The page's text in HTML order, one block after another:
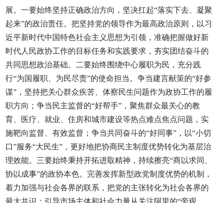
展。一要始终坚持正确政治方向，坚决扛起“落实下去、凝聚
起来”的政治责任。把坚持党的领导作为最高政治原则，以习
近平新时代中国特色社会主义思想为引领，准确把握做好新
时代人民政协工作的目标任务和实践要求，夯实团结奋斗的
共同思想政治基础。二要始终围绕中心履职为民，充分践
行“为国履职、为民尽责”的使命担当。争当建言献策的“好参
谋”，坚持把关心群众疾苦、体察民生问题作为政协工作的履
职方向；争当民主监督的“好帮手”，聚焦群众最关心的教
育、医疗、就业、住房和城市建设等热点难点焦点问题，实
施靶向监督、有效监督；争当共同奋斗的“好同事”，以“小切
口”服务“大民生”，更好地把协商民主制度优势转化为基层治
理效能。三要始终秉持开拓进取精神，持续擦亮“商以求同、
协以成事”的政协本色。完善发挥新型政党制度优势的机制，
着力加强与社会各界的联系，把党的主张转化为社会各界的
最大共识；引导市场主体和社会力量从关注阿里的“旁观